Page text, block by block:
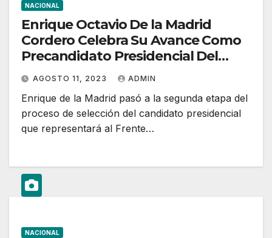
NACIONAL
Enrique Octavio De la Madrid
Cordero Celebra Su Avance Como
Precandidato Presidencial Del
Frente Amplio Por México
AGOSTO 11, 2023 ADMIN
Enrique de la Madrid pasó a la segunda etapa del
proceso de selección del candidato presidencial
que representará al Frente…
NACIONAL